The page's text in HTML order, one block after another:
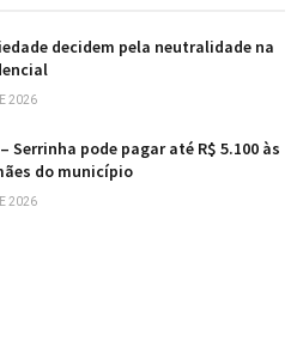
decidem pela neutralidade na
2026
Serrinha pode pagar até R$ 5.100 às
do município
2026